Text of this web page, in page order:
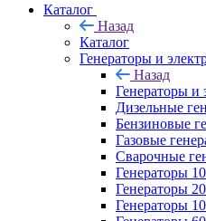
Каталог
Назад
Каталог
Генераторы и
Назад
Генераторы и
Дизельные
Бензиновые
Газовые
Сварочные
Генераторы
Генераторы
Генераторы